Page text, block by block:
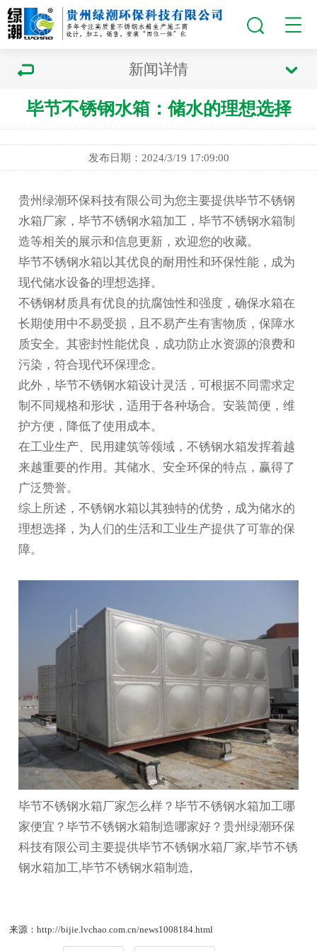
新闻详情
毕节不锈钢水箱：储水的理想选择
发布日期：2024/3/19 17:09:00
贵州绿潮环保科技有限公司为您主要提供毕节不锈钢
水箱厂家 ，毕节不锈钢水箱加工，毕节不锈钢水箱制
造等相关的展示和信息更新，欢迎您的收藏。
毕节不锈钢水箱 以其优良的耐用性和环保性能，成为
现代储水设备的理想选择。
不锈钢材质具有优良的抗腐蚀性和强度，确保水箱在
长期使用中不易受损，且不易产生有害物质，保障水
质安全。其密封性能优良，成功防止水资源的浪费和
污染，符合现代环保理念。
此外，毕节不锈钢水箱设计灵活，可根据不同需求定
制不同规格和形状，适用于各种场合。安装简便，维
护方便，降低了使用成本。
在工业生产、民用建筑等领域，不锈钢水箱发挥着越
来越重要的作用。其储水、安全环保的特点，赢得了
广泛赞誉。
综上所述，不锈钢水箱以其独特的优势，成为储水的
理想选择，为人们的生活和工业生产提供了可靠的保
障。
毕节不锈钢水箱厂家怎么样？毕节不锈钢水箱加工哪
家便宜？毕节不锈钢水箱制造哪家好？贵州绿潮环保
科技有限公司主要提供毕节不锈钢水箱厂家,毕节不锈
钢水箱加工,毕节不锈钢水箱制造,
来源：http://bijie.lvchao.com.cn/news1008184.html